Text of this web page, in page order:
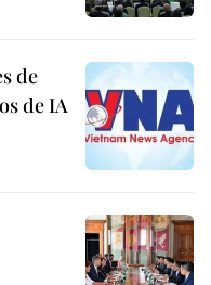
de
de IA